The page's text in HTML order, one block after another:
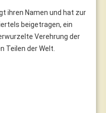
ihren Namen und hat zur
beigetragen, ein
Verehrung der
Teilen der Welt.